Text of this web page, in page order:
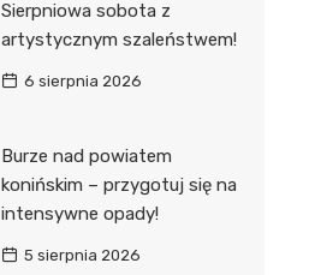
Sierpniowa sobota z
artystycznym szaleństwem!
6 sierpnia 2026
Burze nad powiatem
konińskim – przygotuj się na
intensywne opady!
5 sierpnia 2026